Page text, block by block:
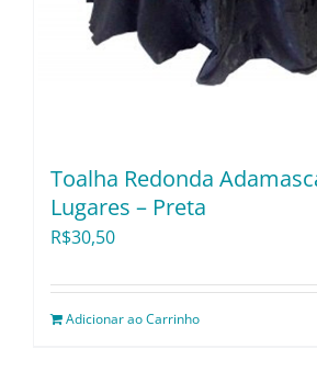
Toalha Redonda
Lugares – Preta
R$30,50
Adicionar ao Carrinho